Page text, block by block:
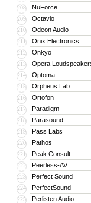
208 NuForce
209 Octavio
210 Odeon Audio
211 Onix Electronics
212 Onkyo
213 Opera
214 Optoma
215 Orpheus Lab
216 Ortofon
217 Paradigm
218 Parasound
219 Pass Labs
220 Pathos
221 Peak Consult
222 Peerless-AV
223 Perfect Sound
224 PerfectSound
225 Perlisten Audio